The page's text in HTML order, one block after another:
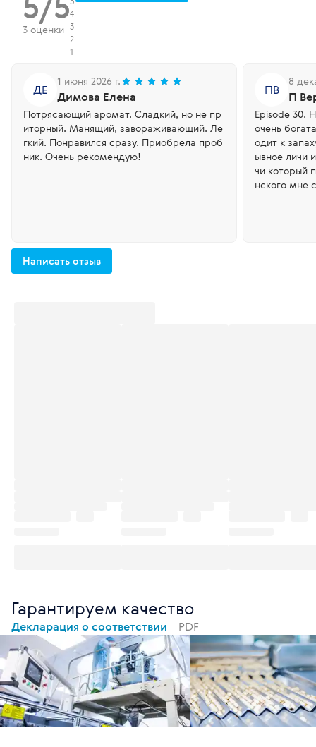
3 оценки
4
3
2
1
ДЕ
1 июня 2026 г.
Димова Елена
Потрясающий аромат. Сладкий, но не пр
иторный. Манящий, завораживающий. Ле
гкий. Понравился сразу. Приобрела проб
ник. Очень рекомендую!
ПВ
8
П
Episode 30.
очень
одит к
ывное личи
чи который
нского мне
Написать отзыв
Гарантируем качество
Декларация о соответствии PDF